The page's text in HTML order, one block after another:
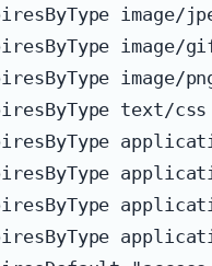
image/
image/
image/
text/